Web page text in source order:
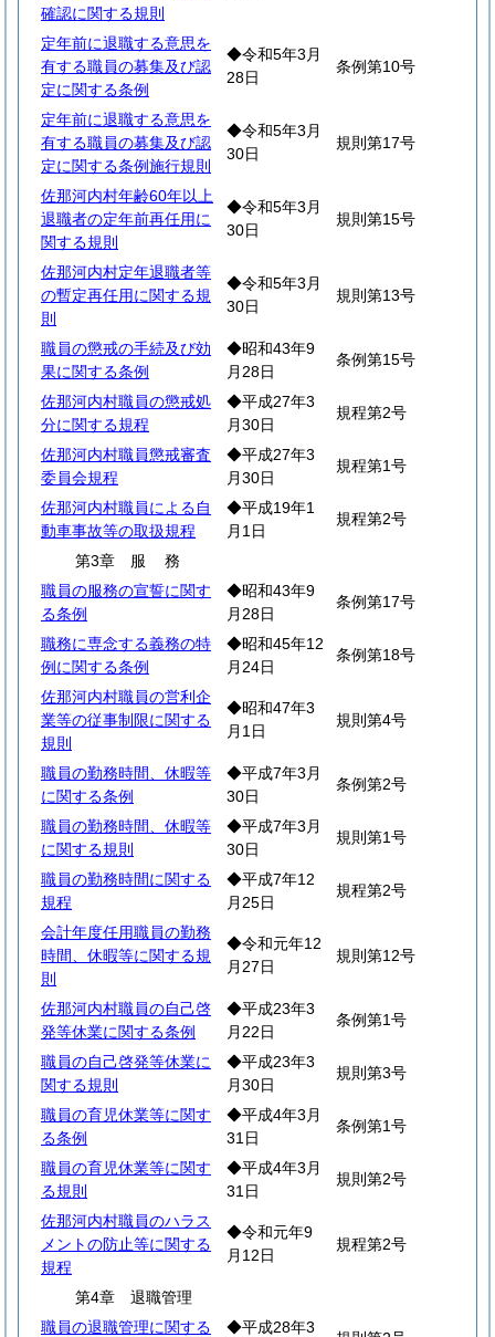
確認に関する規則
定年前に退職する意思を
有する職員の募集及び認
定に関する条例
◆令和5年3月
28日
条例第10号
定年前に退職する意思を
有する職員の募集及び認
定に関する条例施行規則
◆令和5年3月
30日
規則第17号
佐那河内村年齢60年以上
退職者の定年前再任用に
関する規則
◆令和5年3月
30日
規則第15号
佐那河内村定年退職者等
の暫定再任用に関する規
則
◆令和5年3月
30日
規則第13号
職員の懲戒の手続及び効
果に関する条例
◆昭和43年9
月28日
条例第15号
佐那河内村職員の懲戒処
分に関する規程
◆平成27年3
月30日
規程第2号
佐那河内村職員懲戒審査
委員会規程
◆平成27年3
月30日
規程第1号
佐那河内村職員による自
動車事故等の取扱規程
◆平成19年1
月1日
規程第2号
第3章 服務
職員の服務の宣誓に関す
る条例
◆昭和43年9
月28日
条例第17号
職務に専念する義務の特
例に関する条例
◆昭和45年12
月24日
条例第18号
佐那河内村職員の営利企
業等の従事制限に関する
規則
◆昭和47年3
月1日
規則第4号
職員の勤務時間、休暇等
に関する条例
◆平成7年3月
30日
条例第2号
職員の勤務時間、休暇等
に関する規則
◆平成7年3月
30日
規則第1号
職員の勤務時間に関する
規程
◆平成7年12
月25日
規程第2号
会計年度任用職員の勤務
時間、休暇等に関する規
則
◆令和元年12
月27日
規則第12号
佐那河内村職員の自己啓
発等休業に関する条例
◆平成23年3
月22日
条例第1号
職員の自己啓発等休業に
関する規則
◆平成23年3
月30日
規則第3号
職員の育児休業等に関す
る条例
◆平成4年3月
31日
条例第1号
職員の育児休業等に関す
る規則
◆平成4年3月
31日
規則第2号
佐那河内村職員のハラス
メントの防止等に関する
規程
◆令和元年9
月12日
規程第2号
第4章 退職管理
職員の退職管理に関する
◆平成28年3